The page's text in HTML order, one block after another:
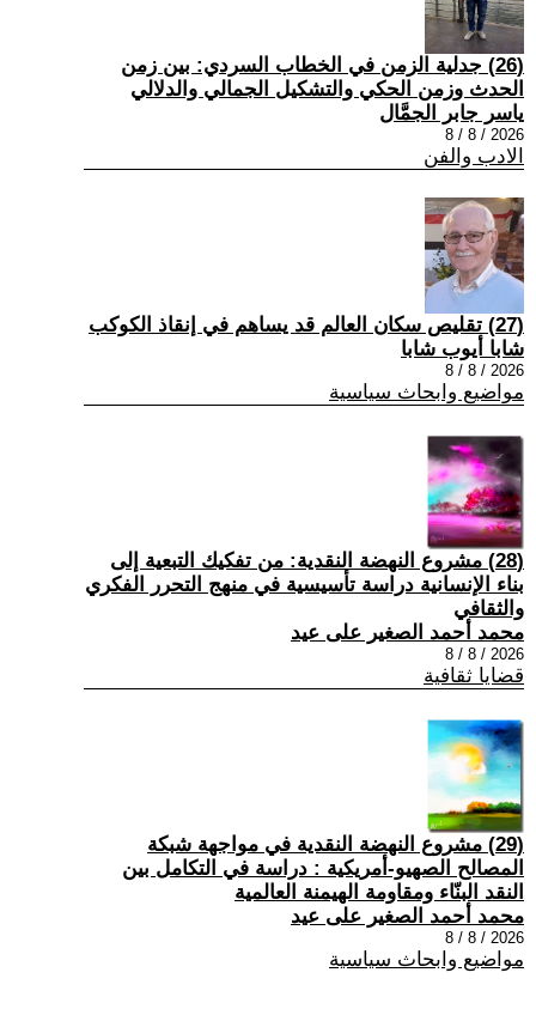
(26) جدلية الزمن في الخطاب السردي: بين زمن
الحدث وزمن الحكي والتشكيل الجمالي والدلالي
ياسر جابر الجمَّال
2026 / 8 / 8
الادب والفن
(27) تقليص سكان العالم قد يساهم في إنقاذ الكوكب
شابا أيوب شابا
2026 / 8 / 8
مواضيع وابحاث سياسية
(28) مشروع النهضة النقدية: من تفكيك التبعية إلى
بناء الإنسانية دراسة تأسيسية في منهج التحرر الفكري
والثقافي
محمد أحمد الصغير على عيد
2026 / 8 / 8
قضايا ثقافية
(29) مشروع النهضة النقدية في مواجهة شبكة
المصالح الصهيو-أمريكية : دراسة في التكامل بين
النقد البنّاء ومقاومة الهيمنة العالمية
محمد أحمد الصغير على عيد
2026 / 8 / 8
مواضيع وابحاث سياسية